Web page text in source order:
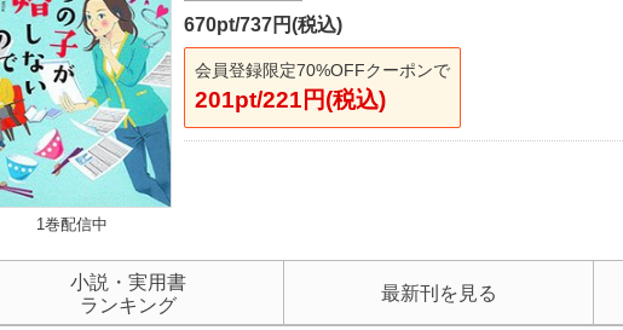
1巻配信中
670pt/737円(税込)
会員登録限定70%OFFクーポンで
201pt/221円(税込)
小説・実用書
ランキング
最新刊を見る